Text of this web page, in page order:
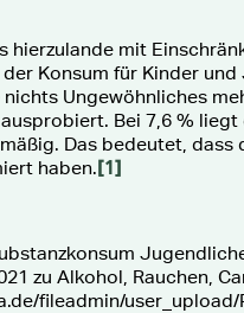
hierzulande mit
Konsum für Kinder
nichts Ungewöhnliches
Bei 7,6 %
Das bedeutet,
haben.[1]
zu Alkohol, Rauchen,
fileadmin/